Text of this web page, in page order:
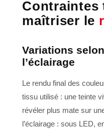
Contraintes
maîtriser le
Variations
l’éclairage
Le rendu final des
tissu utilisé : une teinte
révéler plus mate sur
l’éclairage : sous LED,